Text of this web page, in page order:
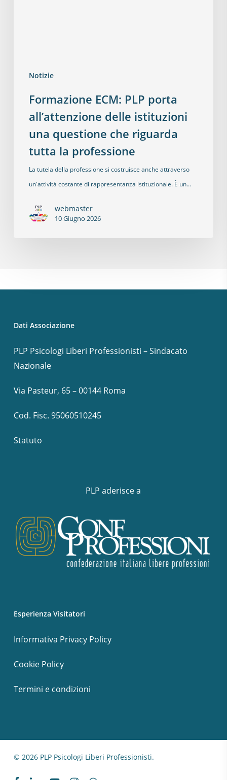
Notizie
Formazione ECM: PLP porta
all’attenzione delle istituzioni
una questione che riguarda
tutta la professione
La tutela della professione si costruisce anche attraverso
un'attività costante di rappresentanza istituzionale. È un…
webmaster
10 Giugno 2026
Dati Associazione
PLP Psicologi Liberi Professionisti – Sindacato
Nazionale
Via Pasteur, 65 – 00144 Roma
Cod. Fisc. 95060510245
Statuto
PLP aderisce a
Esperienza Visitatori
Informativa Privacy Policy
Cookie Policy
Termini e condizioni
© 2026 PLP Psicologi Liberi Professionisti.